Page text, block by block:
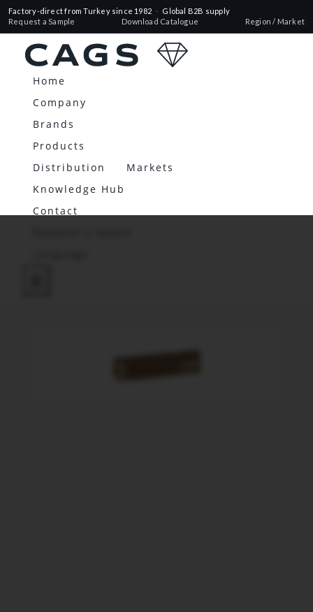
Factory-direct from Turkey since 1982 ·
Global B2B supply
Request a Sample
Download Catalogue Region / Market
Home
Company
Brands
Products
Distribution
Markets
Knowledge Hub
Contact